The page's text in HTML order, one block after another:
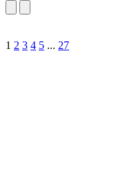
1 2 3 4 5 ... 27